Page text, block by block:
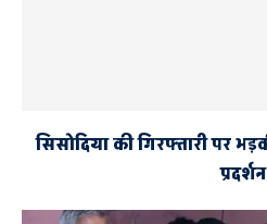
सिसोदिया की गिरफ्तारी पर
प्रदर्शन